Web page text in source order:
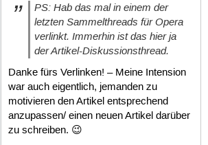
PS: Hab das mal in einem der
letzten Sammelthreads für Opera
verlinkt. Immerhin ist das hier ja
der Artikel-Diskussionsthread.
Danke fürs Verlinken! – Meine Intension
war auch eigentlich, jemanden zu
motivieren den Artikel entsprechend
anzupassen/ einen neuen Artikel darüber
zu schreiben. 😉